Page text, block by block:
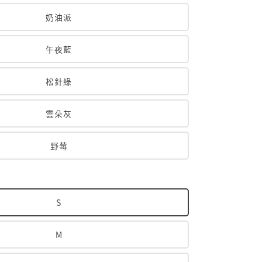
奶油派
午夜藍
松針綠
雲朵灰
野莓
S
M